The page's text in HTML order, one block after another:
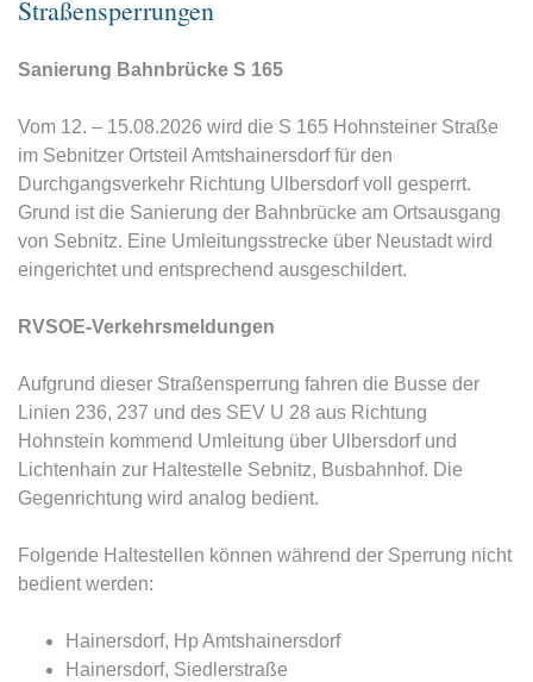
Straßensperrungen
Sanierung Bahnbrücke S 165
Vom 12. – 15.08.2026 wird die S 165 Hohnsteiner Straße
im Sebnitzer Ortsteil Amtshainersdorf für den
Durchgangsverkehr Richtung Ulbersdorf voll gesperrt.
Grund ist die Sanierung der Bahnbrücke am Ortsausgang
von Sebnitz. Eine Umleitungsstrecke über Neustadt wird
eingerichtet und entsprechend ausgeschildert.
RVSOE-Verkehrsmeldungen
Aufgrund dieser Straßensperrung fahren die Busse der
Linien 236, 237 und des SEV U 28 aus Richtung
Hohnstein kommend Umleitung über Ulbersdorf und
Lichtenhain zur Haltestelle Sebnitz, Busbahnhof. Die
Gegenrichtung wird analog bedient.
Folgende Haltestellen können während der Sperrung nicht
bedient werden:
Hainersdorf, Hp Amtshainersdorf
Hainersdorf, Siedlerstraße